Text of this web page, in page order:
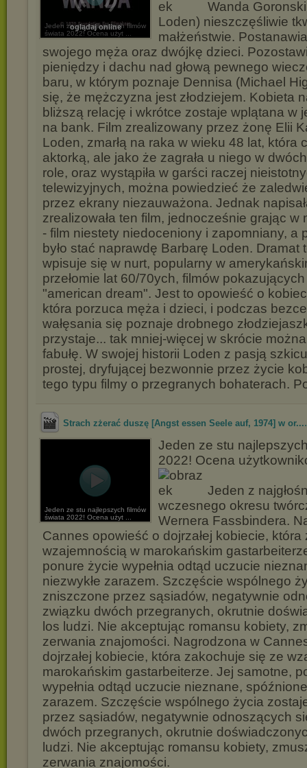
oglądaj online
Jeden ze stu najlepszych filmów
świata 2022! Ocena użyt ...
Wanda
Loden) nieszczęśliwie
małżeństwie.
swojego męża oraz dwójkę dzieci.
pieniędzy i dachu nad głową pewnego
baru, w którym poznaje Dennisa (Michael
się, że mężczyzna jest złodziejem. Kobieta
bliższą relację i wkrótce zostaje wplątana w
na bank. Film zrealizowany przez żonę Elii
Loden, zmarłą na raka w wieku 48 lat, która
aktorką, ale jako że zagrała u niego w
role, oraz wystąpiła w garści raczej
telewizyjnych, można powiedzieć że
przez ekrany niezauważona. Jednak
zrealizowała ten film, jednocześnie grając w
- film niestety niedoceniony i zapomniany, a
było stać naprawdę Barbarę Loden. Dramat
wpisuje się w nurt, popularny w
przełomie lat 60/70ych, filmów
"american dream". Jest to opowieść o
która porzuca męża i dzieci, i podczas
wałęsania się poznaje drobnego
przystaje... tak mniej-więcej w skrócie
fabułę. W swojej historii Loden z pasją
prostej, dryfującej bezwonnie przez życie
tego typu filmy o przegranych bohaterach.
Strach zżerać duszę [Angst essen Seele auf, 1974] w or...
Jeden ze stu najlepszych filmów
świata 2022! Ocena użyt ...
Jeden ze stu
2022! Ocena
Jeden z
wczesnego okresu
Wernera Fassbindera.
Cannes opowieść o dojrzałej kobiecie,
wzajemnością w marokańskim
ponure życie wypełnia odtąd uczucie
niezwykłe zarazem. Szczęście wspólnego
zniszczone przez sąsiadów, negatywnie
związku dwóch przegranych, okrutnie
los ludzi. Nie akceptując romansu kobiety,
zerwania znajomości. Nagrodzona w
dojrzałej kobiecie, która zakochuje się ze
marokańskim gastarbeiterze. Jej samotne,
wypełnia odtąd uczucie nieznane,
zarazem. Szczęście wspólnego życia
przez sąsiadów, negatywnie odnoszących
dwóch przegranych, okrutnie
ludzi. Nie akceptując romansu kobiety,
zerwania znajomości.